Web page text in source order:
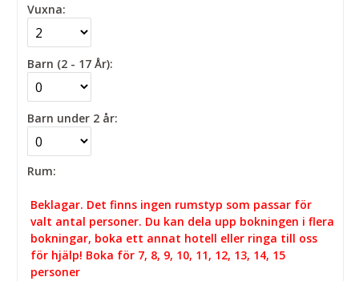
Vuxna:
Barn (2 - 17 År):
Barn under 2 år:
Rum:
Beklagar. Det finns ingen rumstyp som passar för
valt antal personer. Du kan dela upp bokningen i flera
bokningar, boka ett annat hotell eller ringa till oss
för hjälp! Boka för 7, 8, 9, 10, 11, 12, 13, 14, 15
personer